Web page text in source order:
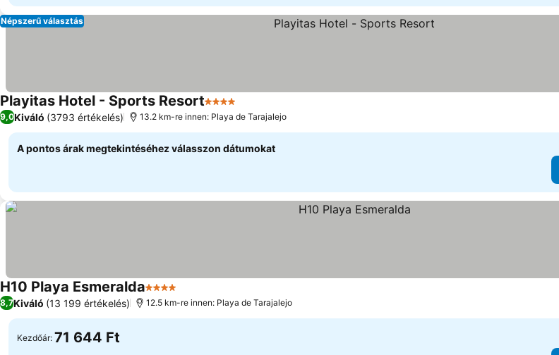
Népszerű választás
Playitas Hotel - Sports Resort4 Kategória
9,0Kiváló (3793 értékelés) 13.2 km-re innen: Playa de Tarajalejo
A pontos árak megtekintéséhez válasszon dátumokat
H10 Playa Esmeralda4 Kategória
8,7Kiváló (13 199 értékelés) 12.5 km-re innen: Playa de Tarajalejo
Kezdőár: 71 644 Ft